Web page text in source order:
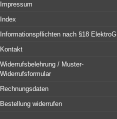
Impressum
Index
Informationspflichten nach §18 ElektroG
Kontakt
Widerrufsbelehrung / Muster-
Widerrufsformular
Rechnungsdaten
Bestellung widerrufen